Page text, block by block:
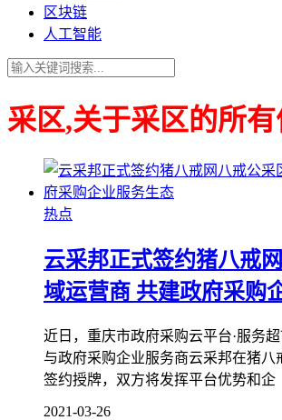
区块链
人工智能
采区,关于采区的所
热点
云采邦正式签约猪八戒
域运营商 共建政府采购
近日，重庆市政府采购云平台·服务
与政府采购企业服务商云采邦在猪八
签约授牌，双方将发挥平台优势和企
2021-03-26